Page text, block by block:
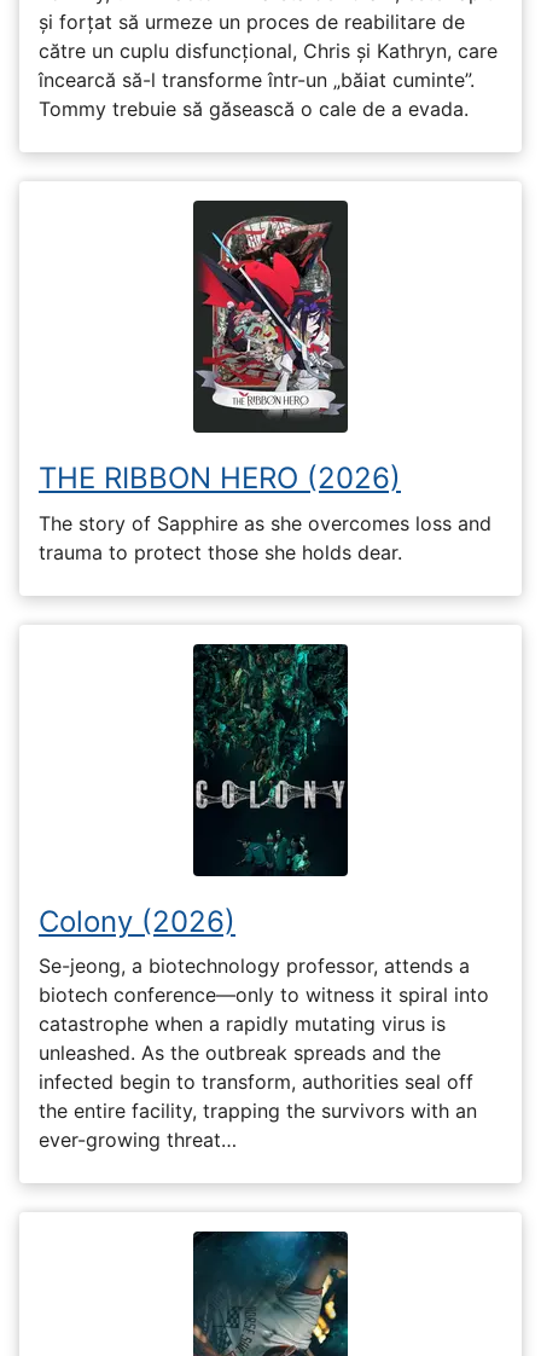
și forțat să urmeze un proces de reabilitare de
către un cuplu disfuncțional, Chris și Kathryn, care
încearcă să-l transforme într-un „băiat cuminte”.
Tommy trebuie să găsească o cale de a evada.
THE RIBBON HERO (2026)
The story of Sapphire as she overcomes loss and
trauma to protect those she holds dear.
Colony (2026)
Se-jeong, a biotechnology professor, attends a
biotech conference—only to witness it spiral into
catastrophe when a rapidly mutating virus is
unleashed. As the outbreak spreads and the
infected begin to transform, authorities seal off
the entire facility, trapping the survivors with an
ever-growing threat…